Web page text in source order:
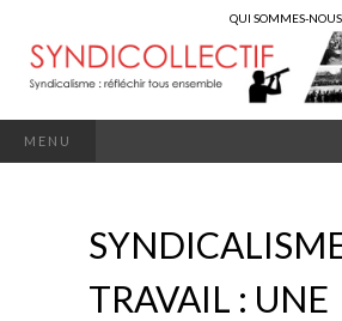
QUI SOMMES-NOUS
MENU
TRAVAIL : UNE